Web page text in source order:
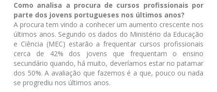
Como analisa a procura de cursos profissionais por
parte dos jovens portugueses nos últimos anos?
A procura tem vindo a conhecer um aumento crescente nos
últimos anos. Segundo os dados do Ministério da Educação
e Ciência (MEC) estarão a frequentar cursos profissionais
cerca de 42% dos jovens que frequentam o ensino
secundário quando, há muito, deveríamos estar no patamar
dos 50%. A avaliação que fazemos é a que, pouco ou nada
se progrediu nos últimos anos.